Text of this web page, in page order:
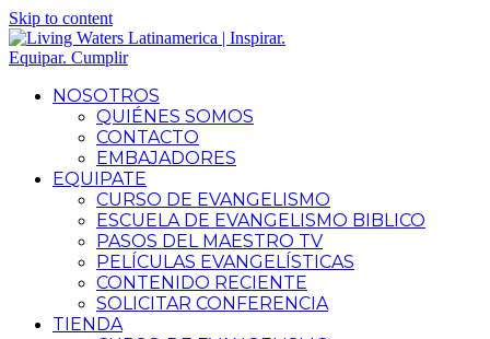
Skip to content
NOSOTROS
QUIÉNES SOMOS
CONTACTO
EMBAJADORES
EQUIPATE
CURSO DE EVANGELISMO
ESCUELA DE EVANGELISMO BIBLICO
PASOS DEL MAESTRO TV
PELÍCULAS EVANGELÍSTICAS
CONTENIDO RECIENTE
SOLICITAR CONFERENCIA
TIENDA